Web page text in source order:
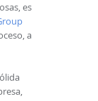
es
a